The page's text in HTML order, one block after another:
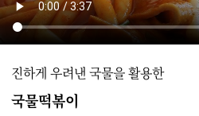
기획전
진하게 우려낸 국물을 활용한
국물떡볶이